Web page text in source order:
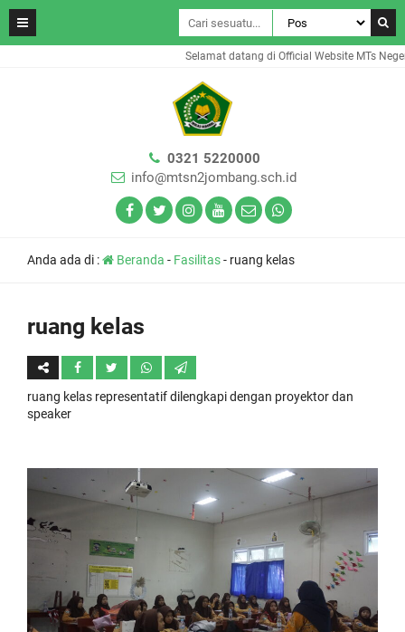
Selamat datang di Official Website MTs
0321 5220000
info@mtsn2jombang.sch.id
Anda ada di : Beranda - Fasilitas- ruang kelas
ruang kelas
ruang kelas representatif dilengkapi dengan proyektor dan
speaker